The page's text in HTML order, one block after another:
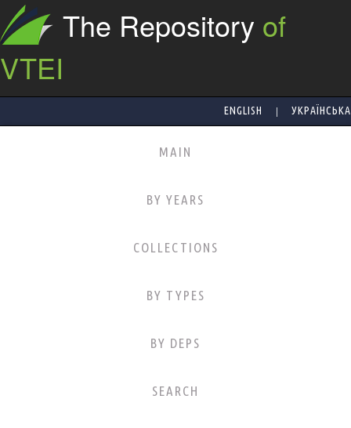
The Repository of
VTEI
ENGLISH | УКРАЇНСЬКА
MAIN
BY YEARS
COLLECTIONS
BY TYPES
BY DEPS
SEARCH